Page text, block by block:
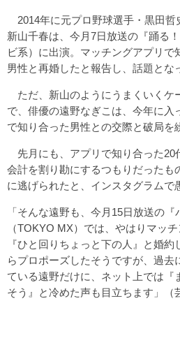
2014年に元プロ野球選手・黒田哲
新山千春は、今月7日放送の『踊る
ビ系）に出演。マッチングアプリで
男性と再婚したと報告し、話題とな
ただ、新山のようにうまくいくケ
で、俳優の遠野なぎこは、今年に入
で知り合った男性との交際と破局を
先月にも、アプリで知り合った20
会計を割り勘にするつもりだったも
に逃げられたと、インスタグラムで
「そんな遠野も、今月15日放送の『
（TOKYO MX）では、やはりマッ
『ひと回りちょっと下の人』と婚
らプロポーズしたそうですが、過去
ている遠野だけに、ネット上では『
そう』と冷めた声も目立ちます」（